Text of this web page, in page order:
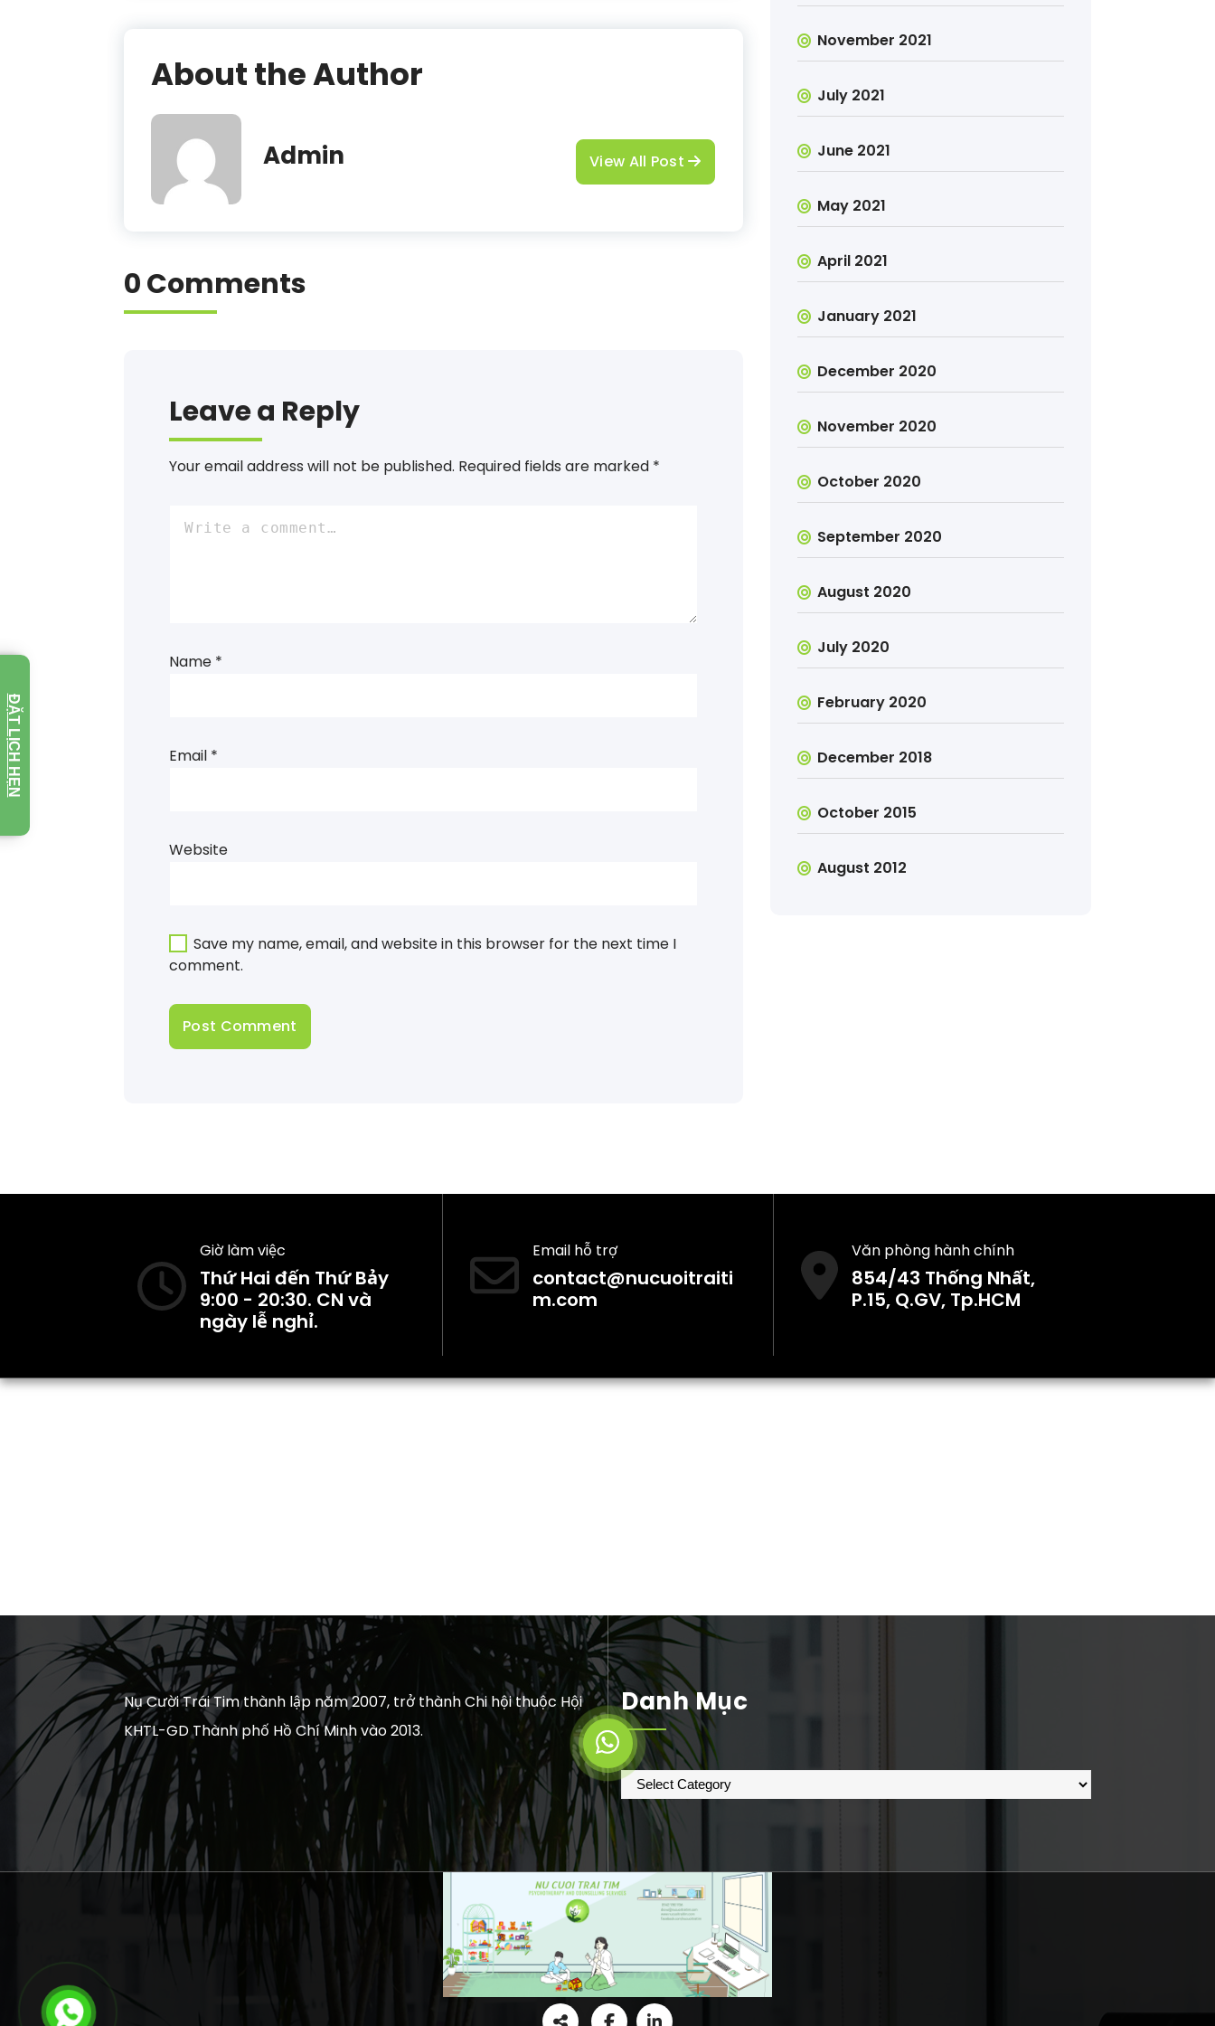
About the Author
Admin View All Post
0 Comments
Leave a Reply
Your email address will not be published. Required fields are marked *
Name *
Email *
Website
Save my name, email, and website in this browser for the next time I
comment.
November 2021
July 2021
June 2021
May 2021
April 2021
January 2021
December 2020
November 2020
October 2020
September 2020
August 2020
July 2020
February 2020
December 2018
October 2015
August 2012
Giờ làm việc
Thứ Hai đến Thứ Bảy
9:00 - 20:30. CN và
ngày lễ nghỉ.
Email hỗ trợ
contact@nucuoitraiti
m.com
Văn phòng hành chính
854/43 Thống Nhất,
P.15, Q.GV, Tp.HCM
Nụ Cười Trái Tim thành lập năm 2007, trở thành Chi hội thuộc Hội
KHTL-GD Thành phố Hồ Chí Minh vào 2013.
Danh Mục
Danh
mục
ĐẶT LỊCH HẸN